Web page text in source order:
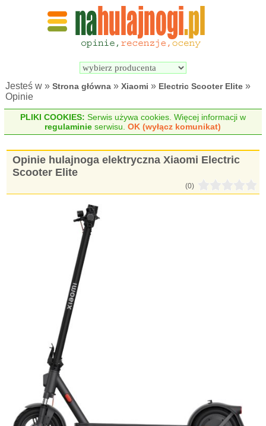
Wyszukiwarka
elektrycznych
Jesteś w »Strona główna »Xiaomi » Electric Scooter Elite »
Opinie
PLIKI COOKIES: Serwis używa cookies. Więcej informacji w
regulaminie serwisu.OK (wyłącz komunikat)
Opinie hulajnoga elektryczna Xiaomi Electric
Scooter Elite
(0)